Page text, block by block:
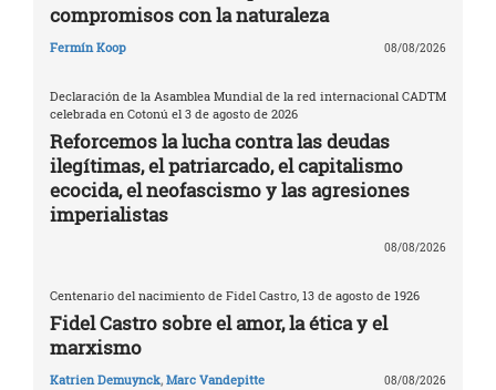
compromisos con la naturaleza
Fermín Koop 08/08/2026
Declaración de la Asamblea Mundial de la red internacional CADTM
celebrada en Cotonú el 3 de agosto de 2026
Reforcemos la lucha contra las deudas
ilegítimas, el patriarcado, el capitalismo
ecocida, el neofascismo y las agresiones
imperialistas
08/08/2026
Centenario del nacimiento de Fidel Castro, 13 de agosto de 1926
Fidel Castro sobre el amor, la ética y el
marxismo
Katrien Demuynck, Marc Vandepitte 08/08/2026